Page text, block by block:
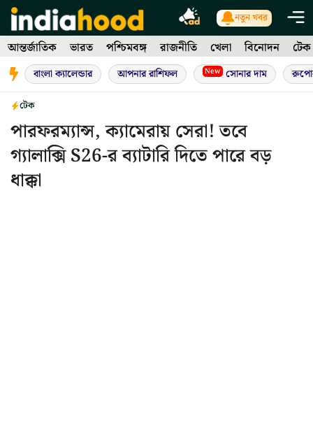
Skip
to
content
নতুন খবর
আন্তর্জাতিক ভারত পশ্চিমবঙ্গ রাজনীতি খেলা বিনোদন টেক
বাংলা ক্যালেন্ডার আপনার রাশিফল New সোনার দাম
টেক
পারফরম্যান্স, ক্যামেরায় সেরা! তবে
গ্যালাক্সি S26-র ব্যাটারি দিতে পারে বড়
ধাক্কা